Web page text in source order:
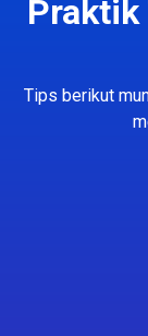
Praktik
Tips berikut